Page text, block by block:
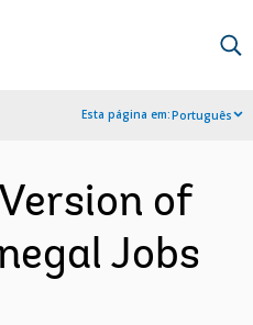
Esta página em:Português
of
Jobs